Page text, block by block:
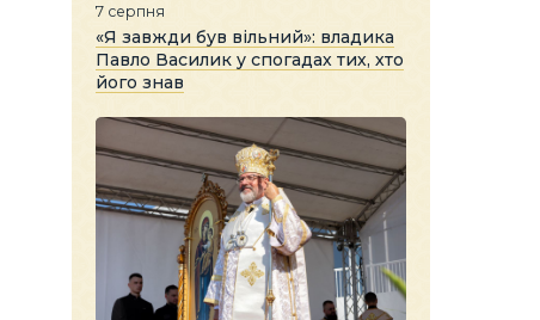
7 серпня
«Я завжди був вільний»: владика
Павло Василик у спогадах тих, хто
його знав